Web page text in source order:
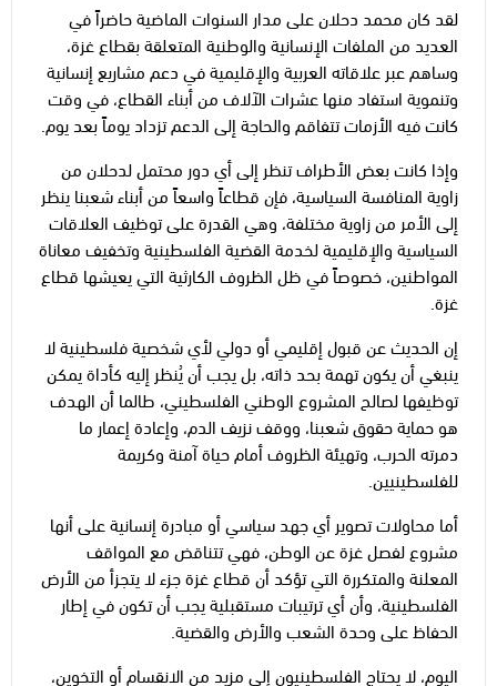
لقد كان محمد دحلان على مدار السنوات الماضية حاضراً في
العديد من الملفات الإنسانية والوطنية المتعلقة بقطاع غزة،
وساهم عبر علاقاته العربية والإقليمية في دعم مشاريع إنسانية
وتنموية استفاد منها عشرات الآلاف من أبناء القطاع، في وقت
كانت فيه الأزمات تتفاقم والحاجة إلى الدعم تزداد يوماً بعد يوم.
وإذا كانت بعض الأطراف تنظر إلى أي دور محتمل لدحلان من
زاوية المنافسة السياسية، فإن قطاعاً واسعاً من أبناء شعبنا ينظر
إلى الأمر من زاوية مختلفة، وهي القدرة على توظيف العلاقات
السياسية والإقليمية لخدمة القضية الفلسطينية وتخفيف معاناة
المواطنين، خصوصاً في ظل الظروف الكارثية التي يعيشها قطاع
غزة.
إن الحديث عن قبول إقليمي أو دولي لأي شخصية فلسطينية لا
ينبغي أن يكون تهمة بحد ذاته، بل يجب أن يُنظر إليه كأداة يمكن
توظيفها لصالح المشروع الوطني الفلسطيني، طالما أن الهدف
هو حماية حقوق شعبنا، ووقف نزيف الدم، وإعادة إعمار ما
دمرته الحرب، وتهيئة الظروف أمام حياة آمنة وكريمة
للفلسطينيين.
أما محاولات تصوير أي جهد سياسي أو مبادرة إنسانية على أنها
مشروع لفصل غزة عن الوطن، فهي تتناقض مع المواقف
المعلنة والمتكررة التي تؤكد أن قطاع غزة جزء لا يتجزأ من الأرض
الفلسطينية، وأن أي ترتيبات مستقبلية يجب أن تكون في إطار
الحفاظ على وحدة الشعب والأرض والقضية.
اليوم، لا يحتاج الفلسطينيون إلى مزيد من الانقسام أو التخوين،